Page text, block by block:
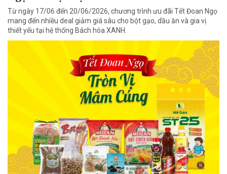
Từ ngày 17/06 đến 20/06/2026, chương trình ưu đãi Tết Đoan Ngọ
mang đến nhiều deal giảm giá sâu cho bột gạo, dầu ăn và gia vị
thiết yếu tại hệ thống Bách hóa XANH.